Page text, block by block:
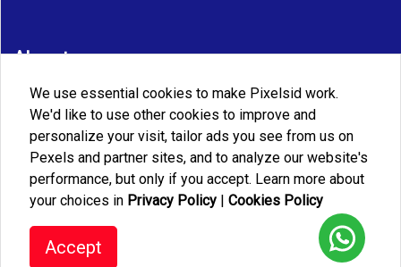
We use essential cookies to make Pixelsid work.
We'd like to use other cookies to improve and
personalize your visit, tailor ads you see from us on
Pexels and partner sites, and to analyze our website's
performance, but only if you accept. Learn more about
your choices in Privacy Policy | Cookies Policy
Accept
Alamat
JL. Sarbini III No. 76 A RT. 04 RW. 06 Kel Makasar Kec.
Makasar Jakarta Timur
Telp/WA
+6282188883085
Email
jusevatransmedia@gmail.com